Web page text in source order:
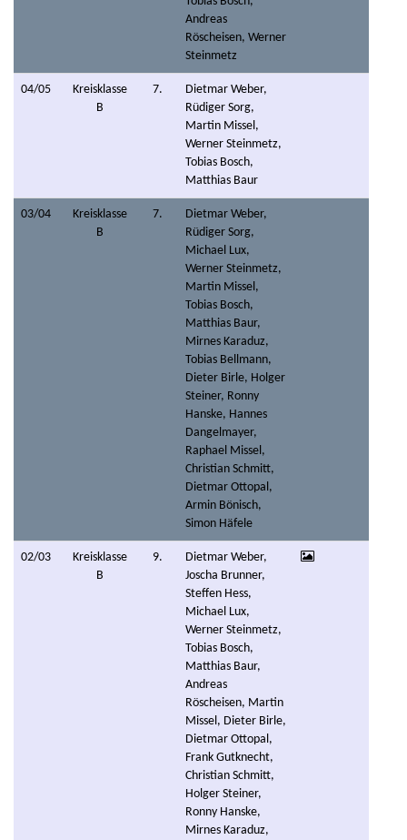
Andreas
Röscheisen, Werner
Steinmetz
04/05
Kreisklasse
B
7.
Dietmar Weber,
Rüdiger Sorg,
Martin Missel,
Werner Steinmetz,
Tobias Bosch,
Matthias Baur
03/04
Kreisklasse
B
7.
Dietmar Weber,
Rüdiger Sorg,
Michael Lux,
Werner Steinmetz,
Martin Missel,
Tobias Bosch,
Matthias Baur,
Mirnes Karaduz,
Tobias Bellmann,
Dieter Birle, Holger
Steiner, Ronny
Hanske, Hannes
Dangelmayer,
Raphael Missel,
Christian Schmitt,
Dietmar Ottopal,
Armin Bönisch,
Simon Häfele
02/03
Kreisklasse
B
9.
Dietmar Weber,
Joscha Brunner,
Steffen Hess,
Michael Lux,
Werner Steinmetz,
Tobias Bosch,
Matthias Baur,
Andreas
Röscheisen, Martin
Missel, Dieter Birle,
Dietmar Ottopal,
Frank Gutknecht,
Christian Schmitt,
Holger Steiner,
Ronny Hanske,
Mirnes Karaduz,